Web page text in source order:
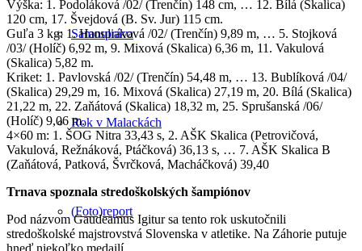
Samospráva
Rok v Malackách
(Foto)report
Výška: 1. Podoláková /02/ (Trenčín) 148 cm, … 12. Bílá (Skalica)
120 cm, 17. Švejdová (B. Sv. Jur) 115 cm.
Guľa 3 kg: 1. Hanuliaková /02/ (Trenčín) 9,89 m, … 5. Stojková
/03/ (Holíč) 6,92 m, 9. Mixová (Skalica) 6,36 m, 11. Vakulová
(Skalica) 5,82 m.
Kriket: 1. Pavlovská /02/ (Trenčín) 54,48 m, … 13. Bublíková /04/
(Skalica) 29,29 m, 16. Mixová (Skalica) 27,19 m, 20. Bílá (Skalica)
21,22 m, 22. Zaňátová (Skalica) 18,32 m, 25. Sprušanská /06/
(Holíč) 9,06 m.
4×60 m: 1. ŠOG Nitra 33,43 s, 2. AŠK Skalica (Petrovičová,
Vakulová, Režnáková, Ptáčková) 36,13 s, … 7. AŠK Skalica B
(Zaňátová, Patková, Švrčková, Macháčková) 39,40
Trnava spoznala stredoškolských šampiónov
Pod názvom Gaudeamus Igitur sa tento rok uskutočnili
stredoškolské majstrovstvá Slovenska v atletike. Na Záhorie putuje